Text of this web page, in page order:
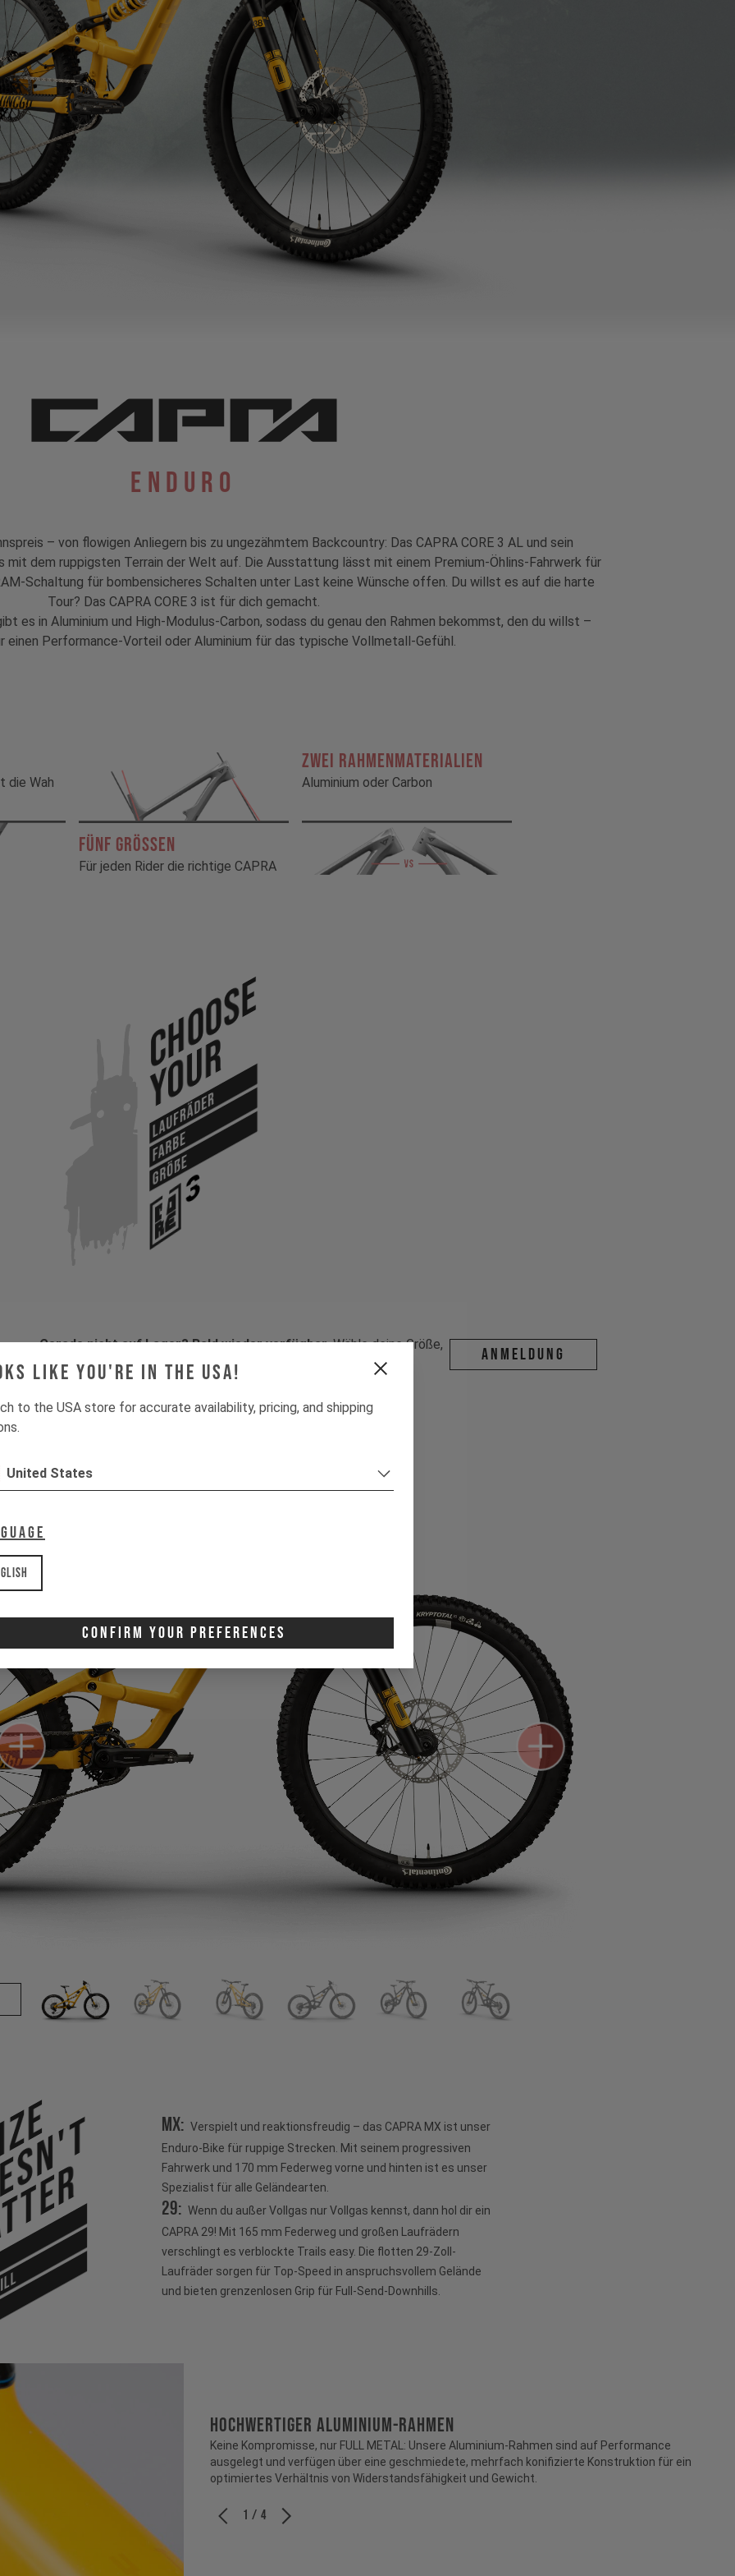
like you're in the USA!
to the USA store for accurate availability, pricing, and shipping
United States
Confirm Your Preferences
Enduro
– von flowigen Anliegern bis zu ungezähmtem Backcountry: Das CAPRA CORE 3 AL und sein
mit dem ruppigsten Terrain der Welt auf. Die Ausstattung lässt mit einem Premium-Öhlins-Fahrwerk für
Schaltung für bombensicheres Schalten unter Last keine Wünsche offen. Du willst es auf die harte
Tour? Das CAPRA CORE 3 ist für dich gemacht.
es in Aluminium und High-Modulus-Carbon, sodass du genau den Rahmen bekommst, den du willst –
einen Performance-Vorteil oder Aluminium für das typische Vollmetall-Gefühl.
die Wah
FÜNF GRÖSSEN
Für jeden Rider die richtige CAPRA
ZWEI RAHMENMATERIALIEN
Aluminium oder Carbon
Choose
Your
Laufräder
Farbe
Größe
Gerade nicht auf Lager? Bald wieder verfügbar.Wähle deine Größe,
gib uns deine E-Mail — wir melden uns, sobald Nachschub da ist.
ANMELDUNG
MX: Verspielt und reaktionsfreudig – das CAPRA MX ist unser
Enduro-Bike für ruppige Strecken. Mit seinem progressiven
Fahrwerk und 170 mm Federweg vorne und hinten ist es unser
Spezialist für alle Geländearten.
29: Wenn du außer Vollgas nur Vollgas kennst, dann hol dir ein
CAPRA 29! Mit 165 mm Federweg und großen Laufrädern
verschlingt es verblockte Trails easy. Die flotten 29-Zoll-
Laufräder sorgen für Top-Speed in anspruchsvollem Gelände
und bieten grenzenlosen Grip für Full-Send-Downhills.
HOCHWERTIGER ALUMINIUM-RAHMEN
Keine Kompromisse, nur FULL METAL: Unsere Aluminium-Rahmen sind auf Performance
ausgelegt und verfügen über eine geschmiedete, mehrfach konifizierte Konstruktion für ein
optimiertes Verhältnis von Widerstandsfähigkeit und Gewicht.
1 / 4